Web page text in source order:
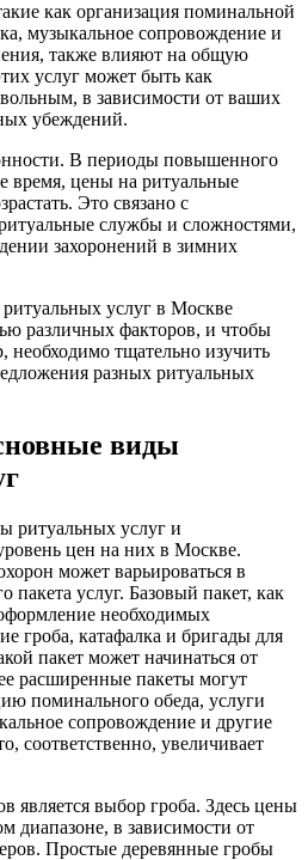
как организация поминальной
музыкальное сопровождение и
также влияют на общую
услуг может быть как
в зависимости от ваших
убеждений.
В периоды повышенного
время, цены на ритуальные
Это связано с
службы и сложностями,
захоронений в зимних
услуг в Москве
различных факторов, и чтобы
необходимо тщательно изучить
разных ритуальных
виды
ритуальных услуг и
цен на них в Москве.
может варьироваться в
пакета услуг. Базовый пакет, как
необходимых
гроба, катафалка и бригады для
пакет может начинаться от
расширенные пакеты могут
поминального обеда, услуги
сопровождение и другие
соответственно, увеличивает
является выбор гроба. Здесь цены
диапазоне, в зависимости от
Простые деревянные гробы